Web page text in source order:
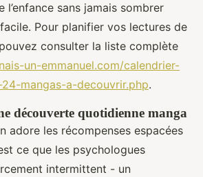
sans jamais sombrer
Pour planifier vos lectures de
consulter la liste complète
un-emmanuel.com/calendrier-
mangas-a-decouvrir.php.
découverte quotidienne manga
adore les récompenses espacées
ce que les psychologues
intermittent - un